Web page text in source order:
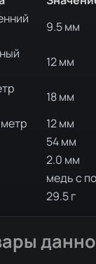
9.5 мм
12 мм
18 мм
12 мм
54 мм
2.0 мм
медь с
29.5 г